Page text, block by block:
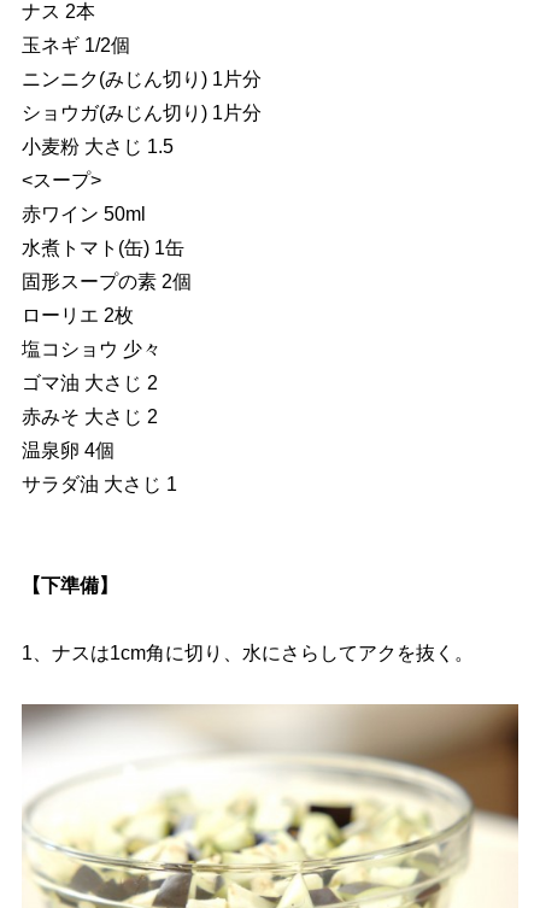
ナス 2本
玉ネギ 1/2個
ニンニク(みじん切り) 1片分
ショウガ(みじん切り) 1片分
小麦粉 大さじ 1.5
<スープ>
赤ワイン 50ml
水煮トマト(缶) 1缶
固形スープの素 2個
ローリエ 2枚
塩コショウ 少々
ゴマ油 大さじ 2
赤みそ 大さじ 2
温泉卵 4個
サラダ油 大さじ 1
【下準備】
1、ナスは1cm角に切り、水にさらしてアクを抜く。